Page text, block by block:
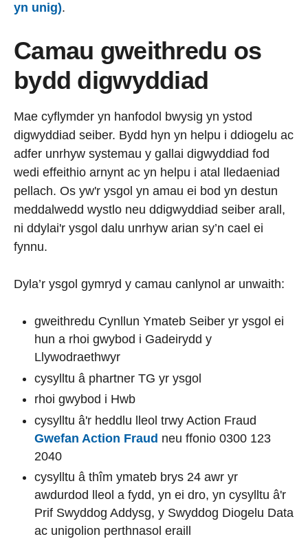
yn unig).
Camau gweithredu os
bydd digwyddiad
Mae cyflymder yn hanfodol bwysig yn ystod
digwyddiad seiber. Bydd hyn yn helpu i ddiogelu ac
adfer unrhyw systemau y gallai digwyddiad fod
wedi effeithio arnynt ac yn helpu i atal lledaeniad
pellach. Os yw'r ysgol yn amau ei bod yn destun
meddalwedd wystlo neu ddigwyddiad seiber arall,
ni ddylai'r ysgol dalu unrhyw arian sy’n cael ei
fynnu.
Dyla’r ysgol gymryd y camau canlynol ar unwaith:
gweithredu Cynllun Ymateb Seiber yr ysgol ei
hun a rhoi gwybod i Gadeirydd y
Llywodraethwyr
cysylltu â phartner TG yr ysgol
rhoi gwybod i Hwb
cysylltu â'r heddlu lleol trwy Action Fraud
Gwefan Action Fraud neu ffonio 0300 123
2040
cysylltu â thîm ymateb brys 24 awr yr
awdurdod lleol a fydd, yn ei dro, yn cysylltu â'r
Prif Swyddog Addysg, y Swyddog Diogelu Data
ac unigolion perthnasol eraill